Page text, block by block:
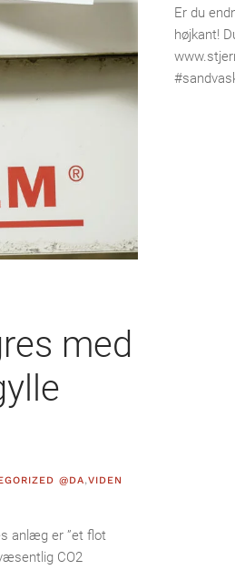
med
@DA,VIDEN
anlæg er ”et flot
CO2
Er du
højkant!